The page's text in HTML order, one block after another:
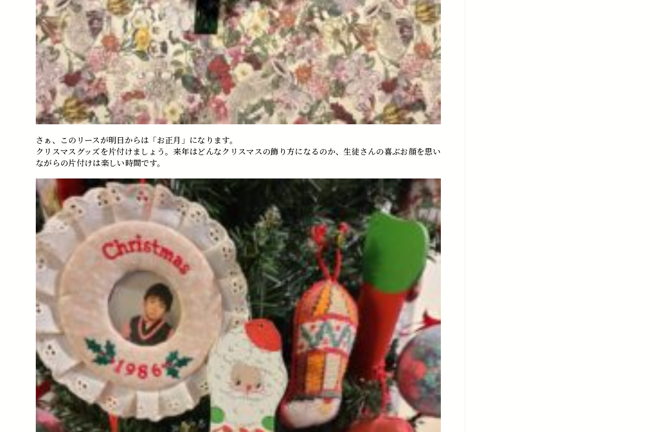
さぁ、このリースが明日からは「お正月」になります。
クリスマスグッズを片付けましょう。来年はどんなクリスマスの飾り方になるのか、生徒さんの喜ぶお顔を思い
ながらの片付けは楽しい時間です。